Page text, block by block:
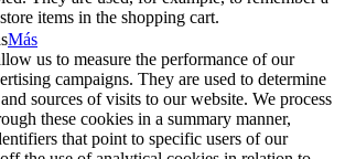
items in the shopping cart.
Más
us to measure the performance of our
campaigns. They are used to determine
sources of visits to our website. We process
these cookies in a summary manner,
that point to specific users of our